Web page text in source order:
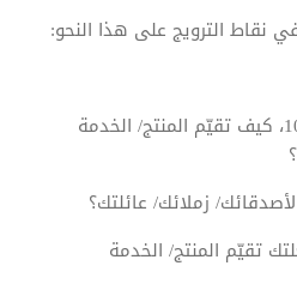
نقاط الترويج على هذا النحو:
على مقياس من 0 إلى 10، كيف تقيّم المنتج/ الخدمة
زملائك/ عائلتك؟
تقيّم المنتج/ الخدمة